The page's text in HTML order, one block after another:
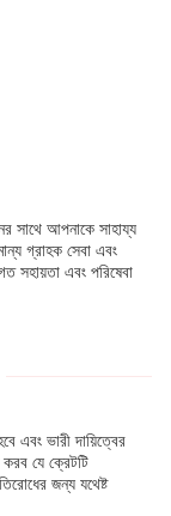
সাথে আপনাকে সাহায্য
গ্রাহক সেবা এবং
সহায়তা এবং পরিষেবা
এবং ভারী দায়িত্বের
করব যে ক্রেটটি
জন্য যথেষ্ট